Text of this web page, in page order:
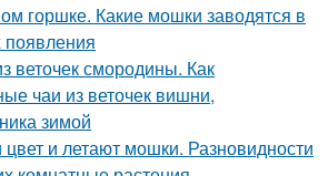
горшке. Какие мошки заводятся в
появления
веточек смородины. Как
чаи из веточек вишни,
зимой
и летают мошки. Разновидности